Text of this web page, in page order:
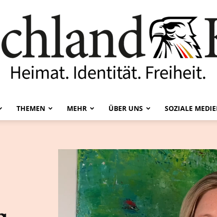
Kurier
THEMEN MEHR ÜBER UNS SOZIALE